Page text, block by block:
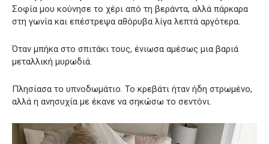
Σοφία μου κούνησε το χέρι από τη βεράντα, αλλά πάρκαρα
στη γωνία και επέστρεψα αθόρυβα λίγα λεπτά αργότερα.
Όταν μπήκα στο σπιτάκι τους, ένιωσα αμέσως μια βαριά
μεταλλική μυρωδιά.
Πλησίασα το υπνοδωμάτιο. Το κρεβάτι ήταν ήδη στρωμένο,
αλλά η ανησυχία με έκανε να σηκώσω το σεντόνι.